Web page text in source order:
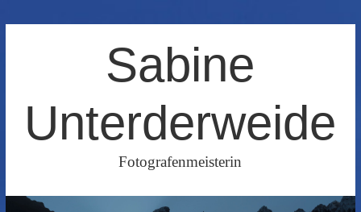
Sabine
Unterderweide
Fotografenmeisterin